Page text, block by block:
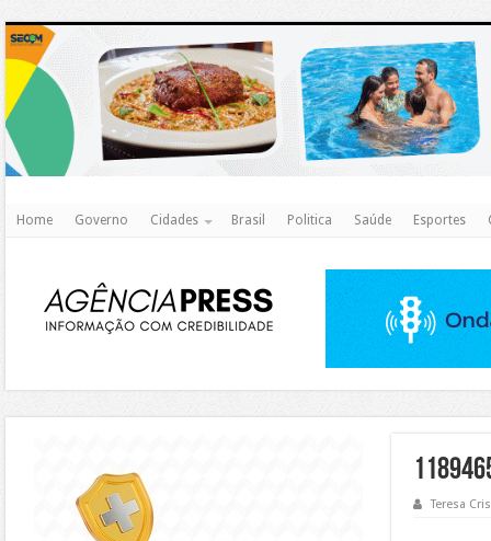
Home Governo Cidades Brasil Politica Saúde Esportes
Teresa